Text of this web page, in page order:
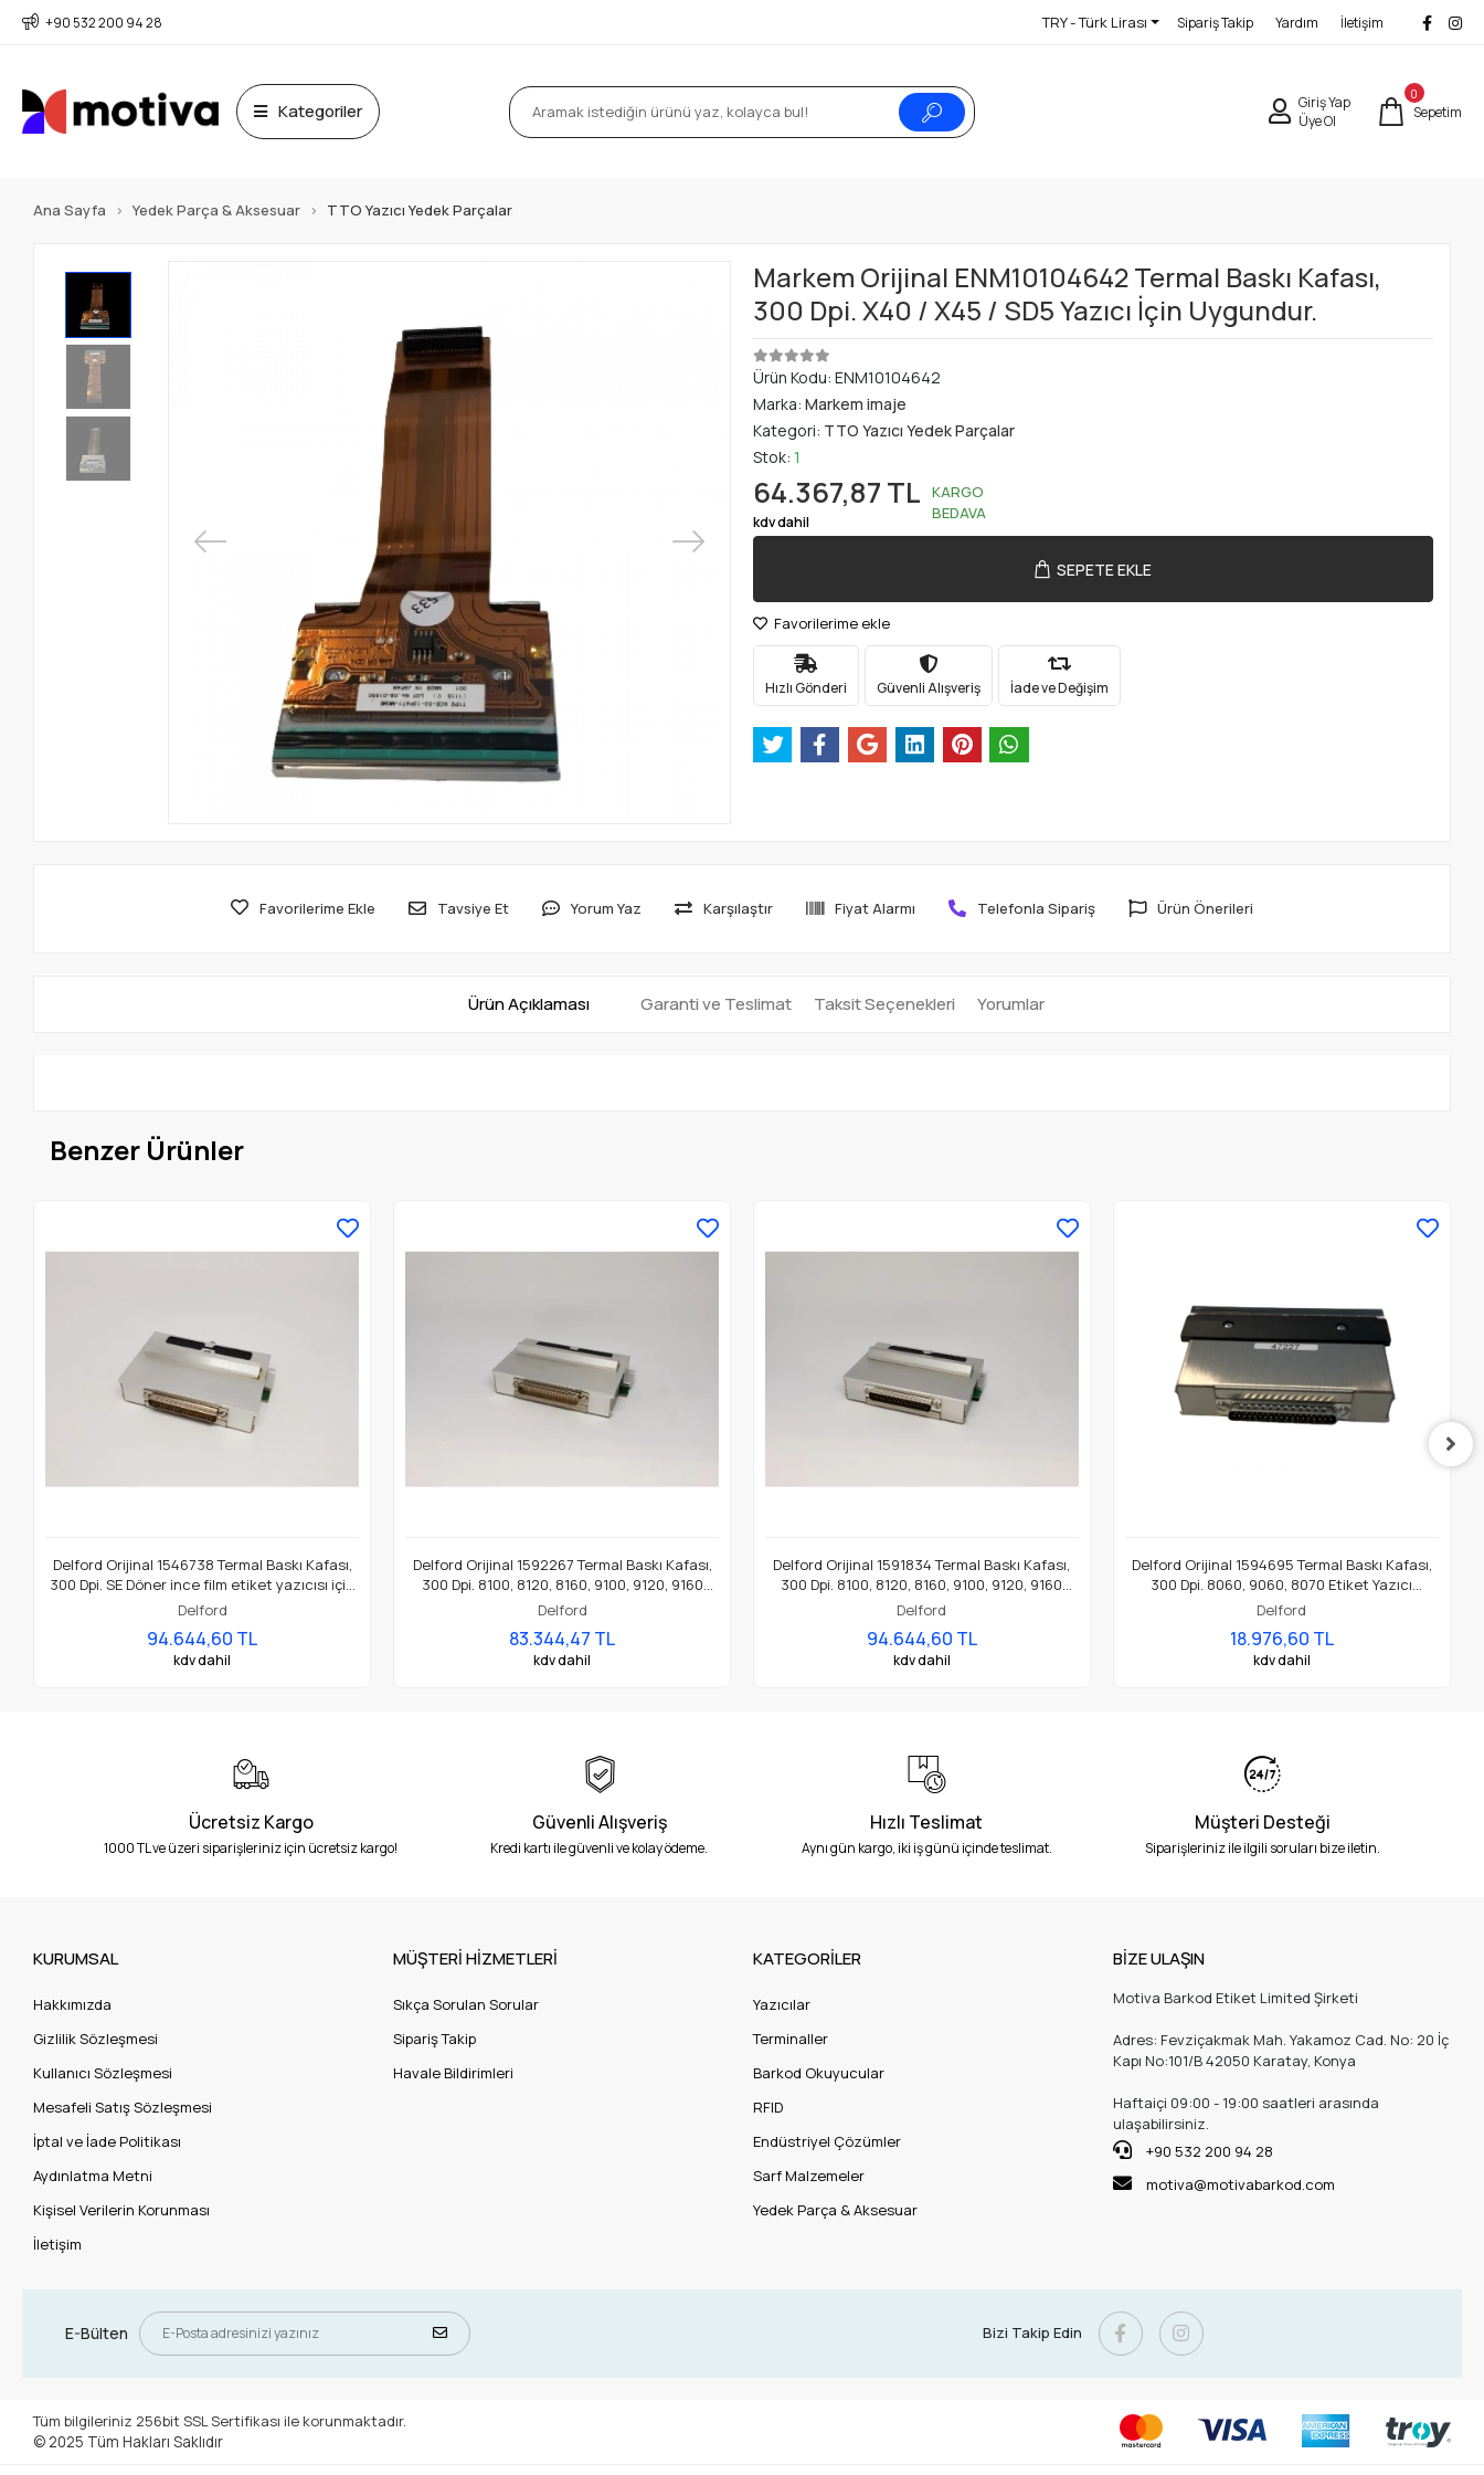
+90 532 200 94 28 TRY - Türk Lirası Sipariş Takip Yardım İletişim
Kategoriler
Giriş Yap
Üye Ol
0
Sepetim
Ana Sayfa Yedek Parça & Aksesuar TTO Yazıcı Yedek Parçalar
Markem Orijinal ENM10104642 Termal Baskı Kafası,
300 Dpi. X40 / X45 / SD5 Yazıcı İçin Uygundur.
Ürün Kodu: ENM10104642
Marka: Markem imaje
Kategori: TTO Yazıcı Yedek Parçalar
Stok: 1
64.367,87 TL
kdv dahil
KARGO
BEDAVA
SEPETE EKLE
Favorilerime ekle
Hızlı Gönderi Güvenli Alışveriş İade ve Değişim
Favorilerime Ekle Tavsiye Et Yorum Yaz Karşılaştır Fiyat Alarmı Telefonla Sipariş Ürün Önerileri
Ürün Açıklaması Garanti ve Teslimat Taksit Seçenekleri Yorumlar
Benzer Ürünler
Delford Orijinal 1546738 Termal Baskı Kafası,
300 Dpi. SE Döner ince film etiket yazıcısı için
uygundur.
Delford
94.644,60 TL
kdv dahil
Delford Orijinal 1592267 Termal Baskı Kafası,
300 Dpi. 8100, 8120, 8160, 9100, 9120, 9160
Etiket Yazıcı İçin Uygundur
Delford
83.344,47 TL
kdv dahil
Delford Orijinal 1591834 Termal Baskı Kafası,
300 Dpi. 8100, 8120, 8160, 9100, 9120, 9160
Etiket Yazıcı İçin Uygundur.
Delford
94.644,60 TL
kdv dahil
Delford Orijinal 1594695 Termal Baskı Kafası,
300 Dpi. 8060, 9060, 8070 Etiket Yazıcı
(Thickfilm) İçin Uygundur.
Delford
18.976,60 TL
kdv dahil
Ücretsiz Kargo
1000 TL ve üzeri siparişleriniz için ücretsiz kargo!
Güvenli Alışveriş
Kredi kartı ile güvenli ve kolay ödeme.
Hızlı Teslimat
Aynı gün kargo, iki iş günü içinde teslimat.
Müşteri Desteği
Siparişleriniz ile ilgili soruları bize iletin.
KURUMSAL
Hakkımızda
Gizlilik Sözleşmesi
Kullanıcı Sözleşmesi
Mesafeli Satış Sözleşmesi
İptal ve İade Politikası
Aydınlatma Metni
Kişisel Verilerin Korunması
İletişim
MÜŞTERİ HİZMETLERİ
Sıkça Sorulan Sorular
Sipariş Takip
Havale Bildirimleri
KATEGORİLER
Yazıcılar
Terminaller
Barkod Okuyucular
RFID
Endüstriyel Çözümler
Sarf Malzemeler
Yedek Parça & Aksesuar
BİZE ULAŞIN
Motiva Barkod Etiket Limited Şirketi
Adres: Fevziçakmak Mah. Yakamoz Cad. No: 20 İç
Kapı No:101/B 42050 Karatay, Konya
Haftaiçi 09:00 - 19:00 saatleri arasında
ulaşabilirsiniz.
+90 532 200 94 28
motiva@motivabarkod.com
E-Bülten Bizi Takip Edin
Tüm bilgileriniz 256bit SSL Sertifikası ile korunmaktadır.
© 2025 Tüm Hakları Saklıdır